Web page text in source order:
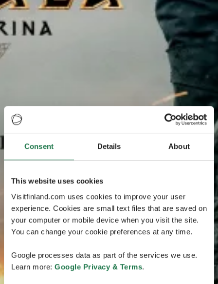
Consent Details About
This website uses cookies
Visitfinland.com uses cookies to improve your user
experience. Cookies are small text files that are saved on
your computer or mobile device when you visit the site.
You can change your cookie preferences at any time.
Google processes data as part of the services we use.
Learn more: Google Privacy & Terms.